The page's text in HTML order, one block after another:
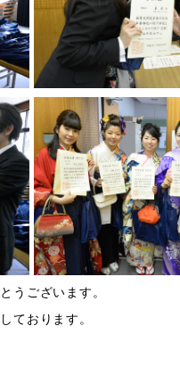
うございます。
ております。